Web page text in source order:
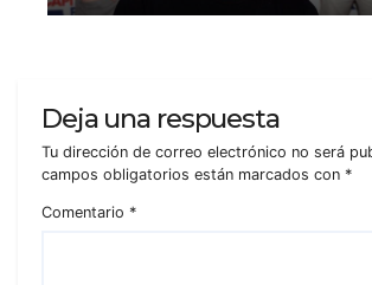
Deja una respuesta
Tu dirección de correo electrónico no será
campos obligatorios están marcados con *
Comentario *